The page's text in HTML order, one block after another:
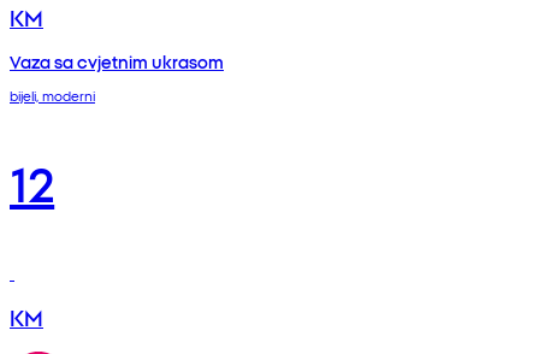
KM
Vaza sa cvjetnim ukrasom
bijeli, moderni
12
KM